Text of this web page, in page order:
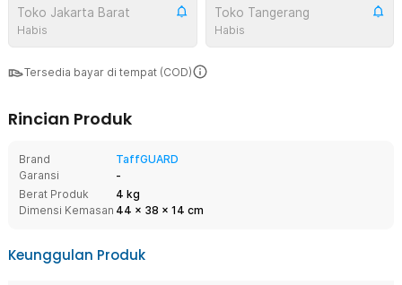
Toko Jakarta Barat
Habis
Toko Tangerang
Habis
Tersedia bayar di tempat (COD)
Rincian Produk
Brand
TaffGUARD
Garansi
-
Berat Produk
4 kg
Dimensi Kemasan 44 x 38 x 14 cm
Keunggulan Produk